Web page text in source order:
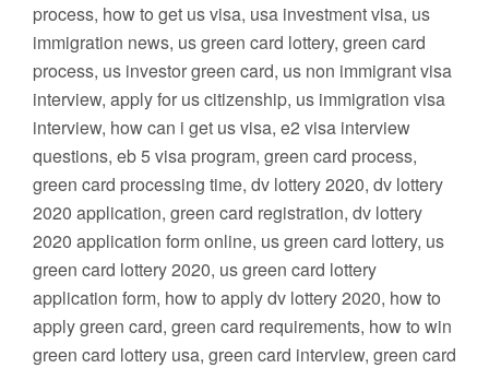
process, how to get us visa, usa investment visa, us
immigration news, us green card lottery, green card
process, us investor green card, us non immigrant visa
interview, apply for us citizenship, us immigration visa
interview, how can i get us visa, e2 visa interview
questions, eb 5 visa program, green card process,
green card processing time, dv lottery 2020, dv lottery
2020 application, green card registration, dv lottery
2020 application form online, us green card lottery, us
green card lottery 2020, us green card lottery
application form, how to apply dv lottery 2020, how to
apply green card, green card requirements, how to win
green card lottery usa, green card interview, green card